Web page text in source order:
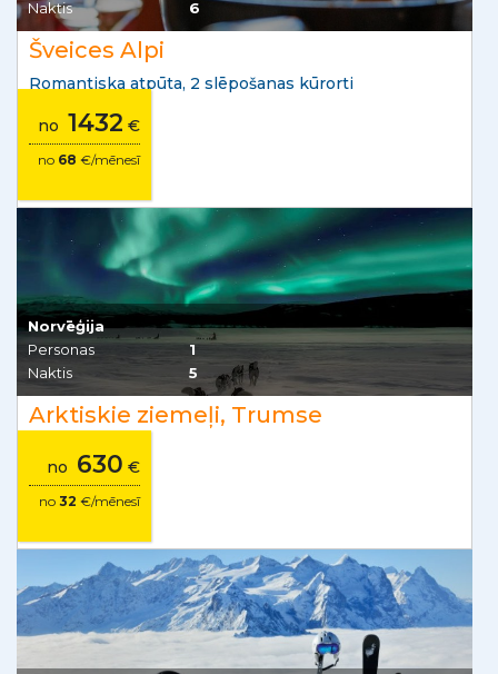
Naktis 6
Šveices Alpi
Romantiska atpūta, 2 slēpošanas kūrorti
no 1432 €
no 68 €/mēnesī
Norvēģija
Personas
1
Naktis
5
Arktiskie ziemeļi, Trumse
no 630 €
no 32 €/mēnesī